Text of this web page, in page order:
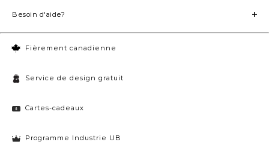
Fièrement canadienne
Service de design gratuit
Cartes-cadeaux
Programme Industrie UB
Besoin d'aide?